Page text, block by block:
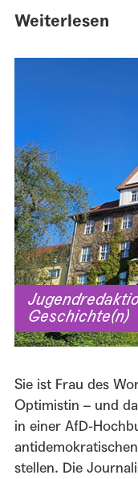
Weiterlesen
Geschichte(n)
Sie ist Frau des
Optimistin – und
in einer AfD-
stellen. Die